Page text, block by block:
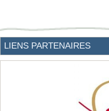
LIENS PARTENAIRES